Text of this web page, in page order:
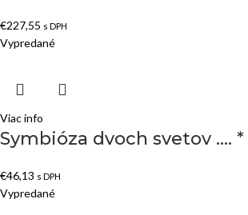
€227,55 s DPH
Vypredané
Viac info
Symbióza dvoch svetov ….
€46,13 s DPH
Vypredané